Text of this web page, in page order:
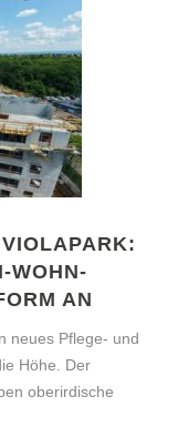
WOHN-
AN
neues Pflege- und
Höhe. Der
oberirdische